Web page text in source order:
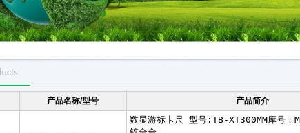
产品名称/型号 产品简介